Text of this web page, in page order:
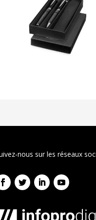
nous sur les réseaux